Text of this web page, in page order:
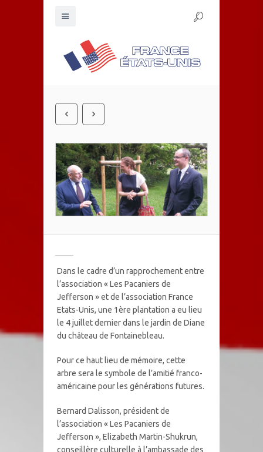
Dans le cadre d’un rapprochement entre
l’association « Les Pacaniers de
Jefferson » et de l’association France
Etats-Unis, une 1ère plantation a eu lieu
le 4 juillet dernier dans le jardin de Diane
du château de Fontainebleau.
Pour ce haut lieu de mémoire, cette
arbre sera le symbole de l’amitié franco-
américaine pour les générations futures.
Bernard Dalisson, président de
l’association « Les Pacaniers de
Jefferson », Elizabeth Martin-Shukrun,
conseillère culturelle à l’ambassade des